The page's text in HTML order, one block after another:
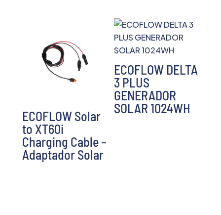
ECOFLOW Solar
to XT60i
Charging Cable –
Adaptador Solar
ECOFLOW DELTA
3 PLUS
GENERADOR
SOLAR 1024WH